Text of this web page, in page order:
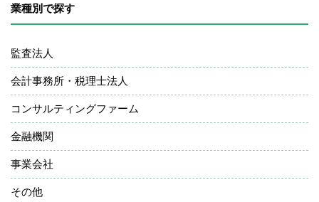
業種別で探す
監査法人
会計事務所・税理士法人
コンサルティングファーム
金融機関
事業会社
その他